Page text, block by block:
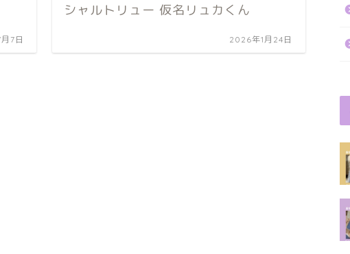
7日
シャルトリュー 仮名リュカくん
2026年1月24日